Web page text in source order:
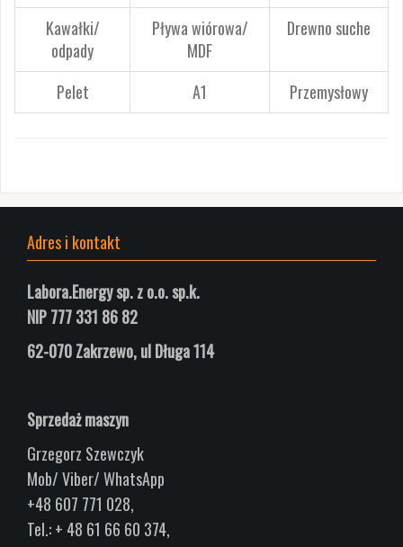
Kawałki/
odpady
Pływa wiórowa/
MDF
Drewno suche
Pelet A1 Przemysłowy
Adres i kontakt
Labora.Energy sp. z o.o. sp.k.
NIP 777 331 86 82
62-070 Zakrzewo, ulDługa114
Sprzedaż maszyn
Grzegorz Szewczyk
Mob/ Viber/ WhatsApp
+48 607 771 028,
Tel.: + 48 61 66 60 374,